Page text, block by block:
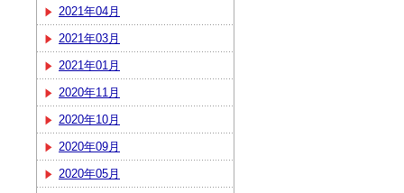
2021年04月
2021年03月
2021年01月
2020年11月
2020年10月
2020年09月
2020年05月